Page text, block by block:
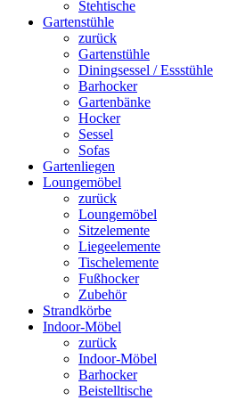
Stehtische
Gartenstühle
zurück
Gartenstühle
Diningsessel / Essstühle
Barhocker
Gartenbänke
Hocker
Sessel
Sofas
Gartenliegen
Loungemöbel
zurück
Loungemöbel
Sitzelemente
Liegeelemente
Tischelemente
Fußhocker
Zubehör
Strandkörbe
Indoor-Möbel
zurück
Indoor-Möbel
Barhocker
Beistelltische